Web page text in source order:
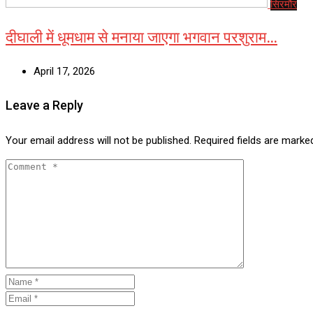
सिरमौर
दीघाली में धूमधाम से मनाया जाएगा भगवान परशुराम…
April 17, 2026
Leave a Reply
Your email address will not be published. Required fields are